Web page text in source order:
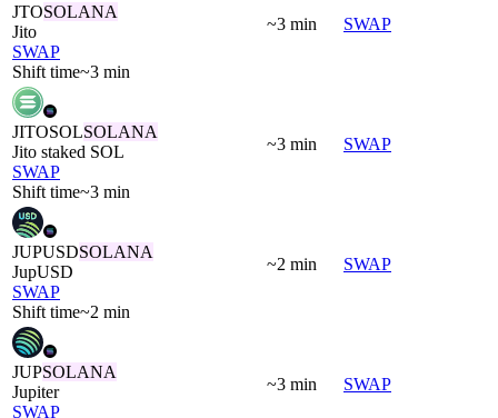
JTOSOLANA
Jito
SWAP
Shift time~3 min
~3 min SWAP
JITOSOLSOLANA
Jito staked SOL
SWAP
Shift time~3 min
~3 min SWAP
JUPUSDSOLANA
JupUSD
SWAP
Shift time~2 min
~2 min SWAP
JUPSOLANA
Jupiter
SWAP
~3 min SWAP